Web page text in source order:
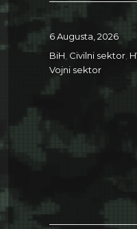
Posted
on
6 Augusta, 2026
Categories
BiH Civilni sektor
Vojni sektor